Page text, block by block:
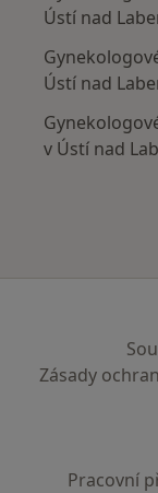
Ústí nad
Ústí nad
v Ústí nad
Zásady
Pracovní